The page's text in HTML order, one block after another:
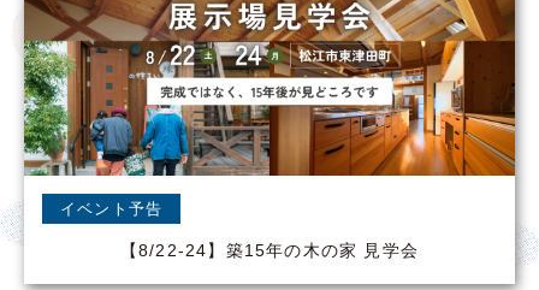
イベント予告
【8/22-24】築15年の木の家 見学会